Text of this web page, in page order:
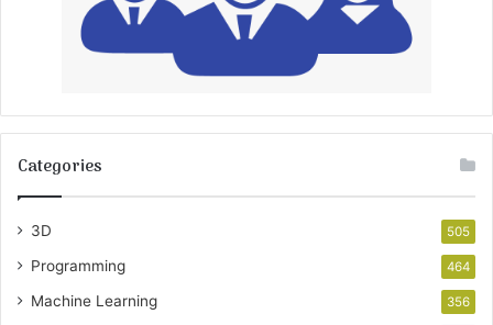
Categories
3D 505
Programming 464
Machine Learning 356